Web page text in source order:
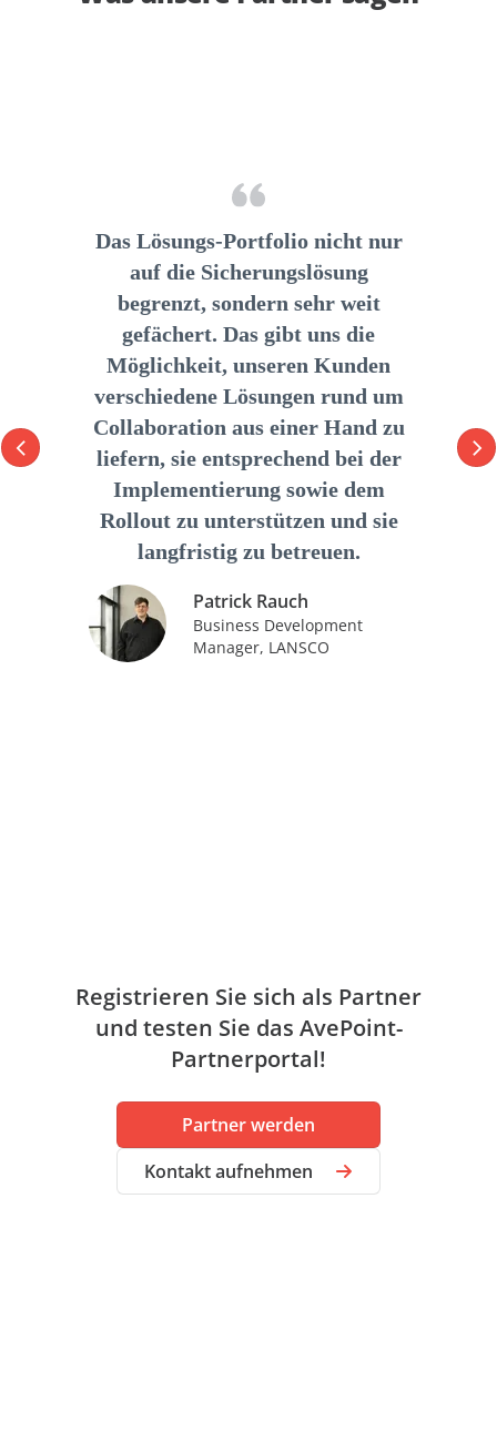
Das Lösungs-Portfolio nicht nur
auf die Sicherungslösung
begrenzt, sondern sehr weit
gefächert. Das gibt uns die
Möglichkeit, unseren Kunden
verschiedene Lösungen rund um
Collaboration aus einer Hand zu
liefern, sie entsprechend bei der
Implementierung sowie dem
Rollout zu unterstützen und sie
langfristig zu betreuen.
Patrick Rauch
Business Development
Manager, LANSCO
Registrieren Sie sich als Partner
und testen Sie das AvePoint-
Partnerportal!
Partner werden
Kontakt aufnehmen